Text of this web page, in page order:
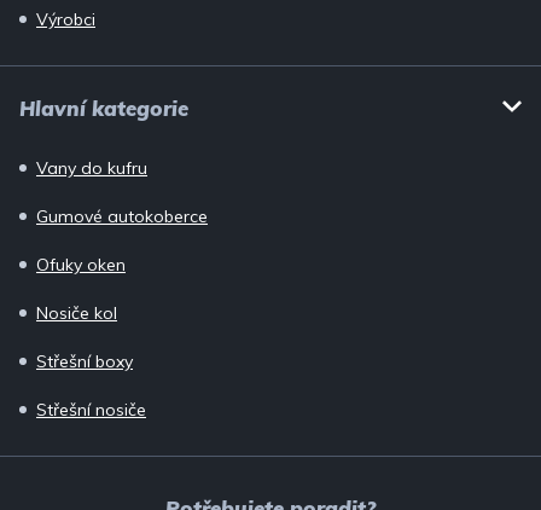
Výrobci
Hlavní kategorie
Vany do kufru
Gumové autokoberce
Ofuky oken
Nosiče kol
Střešní boxy
Střešní nosiče